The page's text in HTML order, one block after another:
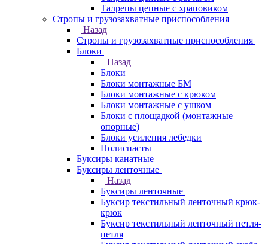
Талрепы цепные с храповиком
Стропы и грузозахватные приспособления
Назад
Стропы и грузозахватные приспособления
Блоки
Назад
Блоки
Блоки монтажные БМ
Блоки монтажные с крюком
Блоки монтажные с ушком
Блоки с площадкой (монтажные
опорные)
Блоки усиления лебедки
Полиспасты
Буксиры канатные
Буксиры ленточные
Назад
Буксиры ленточные
Буксир текстильный ленточный крюк-
крюк
Буксир текстильный ленточный петля-
петля